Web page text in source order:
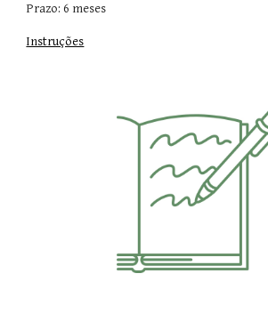
Prazo: 6 meses
Instruções